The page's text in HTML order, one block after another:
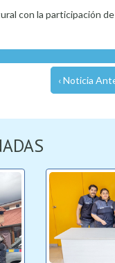
con la participación
‹ Noticia